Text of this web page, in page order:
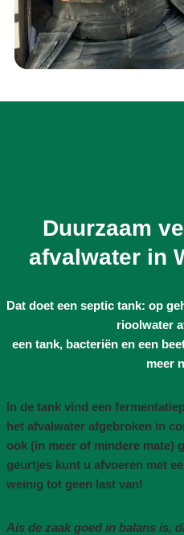
Duurzaam
afvalwater in
Dat doet een septic tank: op
rioolwater
een tank, bacteriën en een
meer
In de tank vind een
het afvalwater afgebroken in
ook (in meer of mindere mate)
geurtjes kunt u afvoeren met
weinig tot geen last van!
Als de zaak goed in balans is,